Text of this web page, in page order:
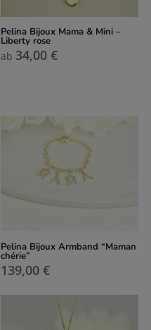
Pelina Bijoux Mama & Mini –
Liberty rose
ab 34,00 €
Pelina Bijoux Armband “Maman
chérie”
139,00 €